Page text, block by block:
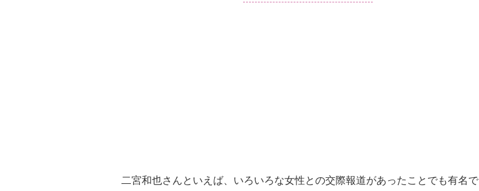
二宮和也さんといえば、いろいろな女性との交際報道があったことでも有名で